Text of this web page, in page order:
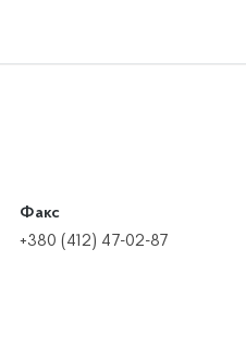
Факс
+380 (412) 47-02-87